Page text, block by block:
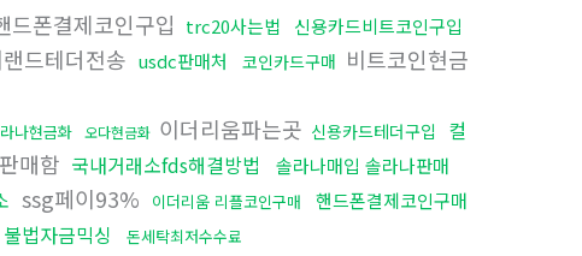
드폰결제코인구입 trc20사는법 신용카드비트코인구입
드테더전송 usdc판매처 코인카드구매 비트코인현금
나현금화 오다현금화 이더리움파는곳 신용카드테더구입
컬
매함 국내거래소fds해결방법 솔라나매입 솔라나판매
ssg페이93% 이더리움 리플코인구매
핸드폰결제코인구매
불법자금믹싱 돈세탁최저수수료